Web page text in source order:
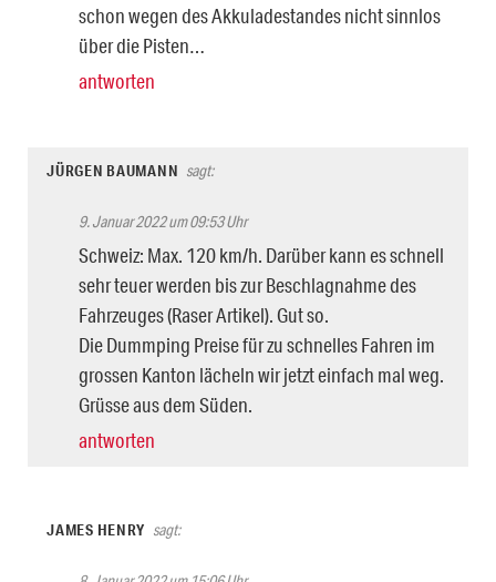
schon wegen des Akkuladestandes nicht sinnlos
über die Pisten…
antworten
JÜRGEN BAUMANN sagt:
9. Januar 2022 um 09:53 Uhr
Schweiz: Max. 120 km/h. Darüber kann es schnell
sehr teuer werden bis zur Beschlagnahme des
Fahrzeuges (Raser Artikel). Gut so.
Die Dummping Preise für zu schnelles Fahren im
grossen Kanton lächeln wir jetzt einfach mal weg.
Grüsse aus dem Süden.
antworten
JAMES HENRY sagt: